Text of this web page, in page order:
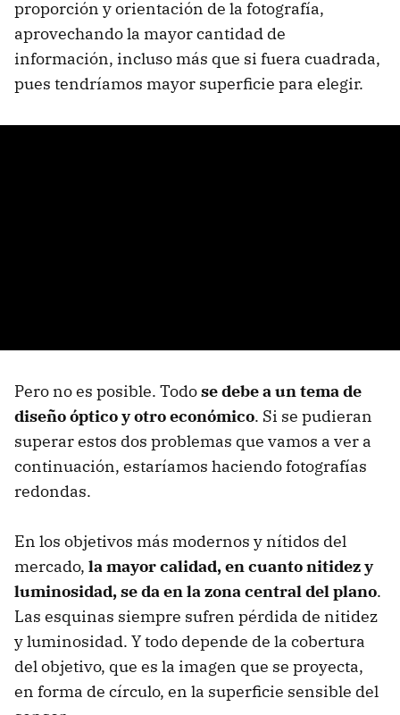
proporción y orientación de la fotografía,
aprovechando la mayor cantidad de
información, incluso más que si fuera cuadrada,
pues tendríamos mayor superficie para elegir.
Pero no es posible. Todose debe a un tema de
diseño óptico y otro económico. Si se pudieran
superar estos dos problemas que vamos a ver a
continuación, estaríamos haciendo fotografías
redondas.
En los objetivos más modernos y nítidos del
mercado, la mayor calidad, en cuanto nitidez y
luminosidad, se da en la zona central del plano.
Las esquinas siempre sufren pérdida de nitidez
y luminosidad. Y todo depende de la cobertura
del objetivo, que es la imagen que se proyecta,
en forma de círculo, en la superficie sensible del